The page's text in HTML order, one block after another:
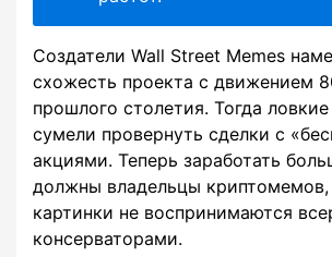
Создатели Wall Street Memes
схожесть проекта с движением
прошлого столетия. Тогда
сумели провернуть сделки с
акциями. Теперь заработать
должны владельцы криптомемов,
картинки не воспринимаются
консерваторами.